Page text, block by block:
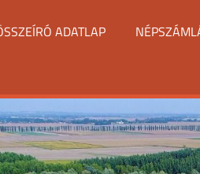
ADATLAP